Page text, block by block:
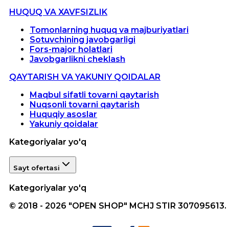
HUQUQ VA XAVFSIZLIK
Tomonlarning huquq va majburiyatlari
Sotuvchining javobgarligi
Fors-major holatlari
Javobgarlikni cheklash
QAYTARISH VA YAKUNIY QOIDALAR
Maqbul sifatli tovarni qaytarish
Nuqsonli tovarni qaytarish
Huquqiy asoslar
Yakuniy qoidalar
Kategoriyalar yo'q
Sayt ofertasi
Kategoriyalar yo'q
© 2018 - 2026 "OPEN SHOP" MCHJ STIR 307095613.